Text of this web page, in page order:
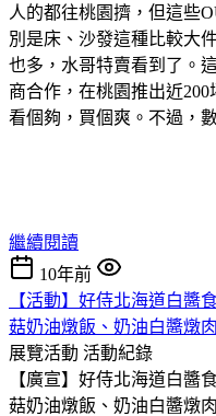
人的都往桃園擠，但這些
別是床、沙發這種比較大
也多，水哥特賣看到了。
商合作，在桃園推出近
看個夠，買個爽。不過，
繼續閱讀
10年前
【活動】好侍北海道白醬
菇奶油燉飯、奶油白醬燉肉
展覽活動 活動紀錄
【廣宣】好侍北海道白醬
菇奶油燉飯、奶油白醬燉肉